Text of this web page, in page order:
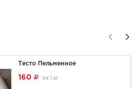
Тесто Пельменное
160 за 1 кг